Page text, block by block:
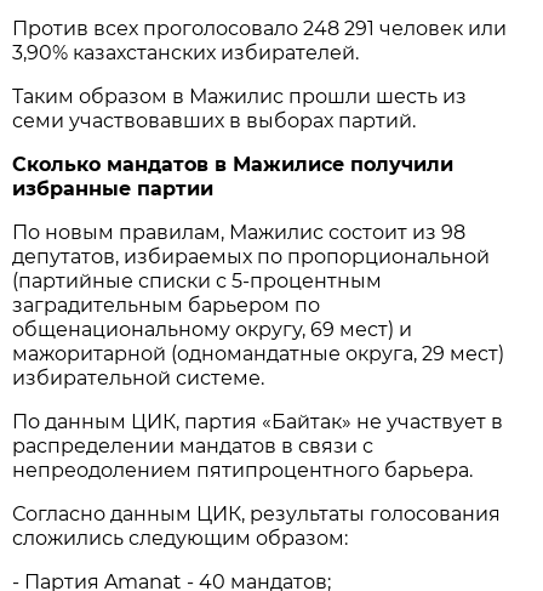
Против всех проголосовало 248 291 человек или
3,90% казахстанских избирателей.
Таким образом в Мажилис прошли шесть из
семи участвовавших в выборах партий.
Сколько мандатов в Мажилисе получили
избранные партии
По новым правилам, Мажилис состоит из 98
депутатов, избираемых по пропорциональной
(партийные списки с 5-процентным
заградительным барьером по
общенациональному округу, 69 мест) и
мажоритарной (одномандатные округа, 29 мест)
избирательной системе.
По данным ЦИК, партия «Байтак» не участвует в
распределении мандатов в связи с
непреодолением пятипроцентного барьера.
Согласно данным ЦИК, результаты голосования
сложились следующим образом:
- Партия Amanat - 40 мандатов;